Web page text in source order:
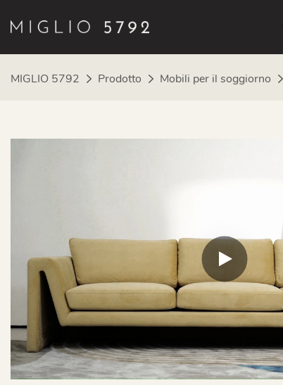
MIGLIO 5792 Prodotto Mobili per il soggiorno